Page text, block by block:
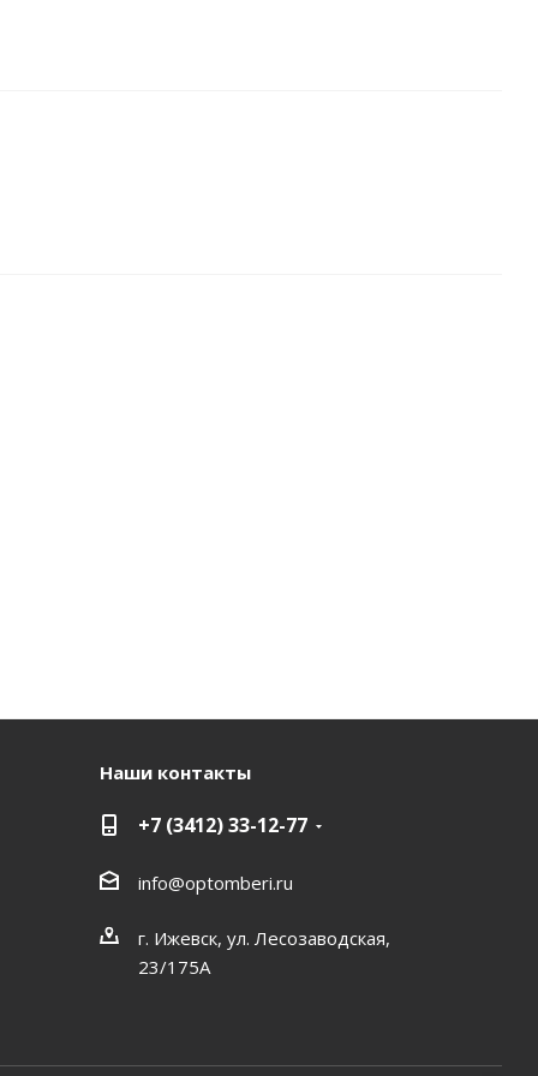
Наши контакты
+7 (3412) 33-12-77
info@optomberi.ru
г. Ижевск, ул. Лесозаводская,
23/175А